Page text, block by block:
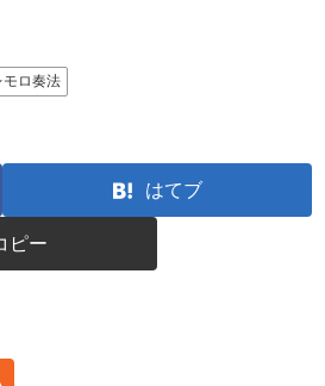
モロ奏法
はてブ
ピー